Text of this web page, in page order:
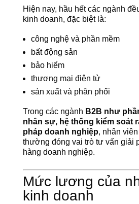
Hiện nay, hầu hết các ngành
kinh doanh, đặc biệt là:
công nghệ và phần mềm
bất động sản
bảo hiểm
thương mại điện tử
sản xuất và phân phối
Trong các ngành B2B như
nhân sự, hệ thống kiểm soát
pháp doanh nghiệp, nhân
thường đóng vai trò tư vấn giải
hàng doanh nghiệp.
Mức lương của
kinh doanh